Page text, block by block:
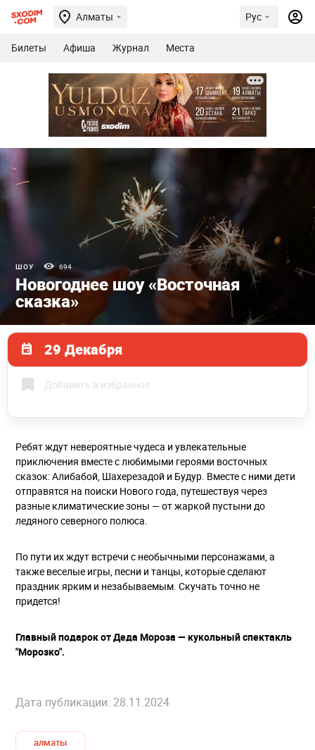
Алматы Рус
Билеты Афиша Журнал Места
ШОУ 694
Новогоднее шоу «Восточная
сказка»
29 Декабря
Добавить в избранное
Ребят ждут невероятные чудеса и увлекательные
приключения вместе с любимыми героями восточных
сказок: Алибабой, Шахерезадой и Будур. Вместе с ними дети
отправятся на поиски Нового года, путешествуя через
разные климатические зоны — от жаркой пустыни до
ледяного северного полюса.
По пути их ждут встречи с необычными персонажами, а
также веселые игры, песни и танцы, которые сделают
праздник ярким и незабываемым. Скучать точно не
придется!
Главный подарок от Деда Мороза — кукольный спектакль
"Морозко".
Дата публикации: 28.11.2024
алматы